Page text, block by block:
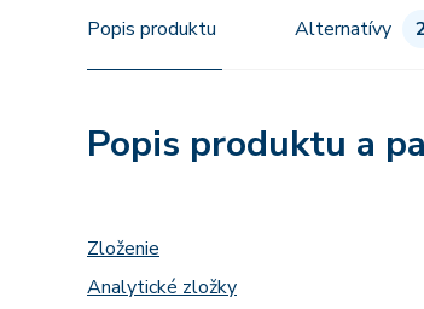
Popis produktu Alternatívy
Popis produktu a
Zloženie
Analytické zložky